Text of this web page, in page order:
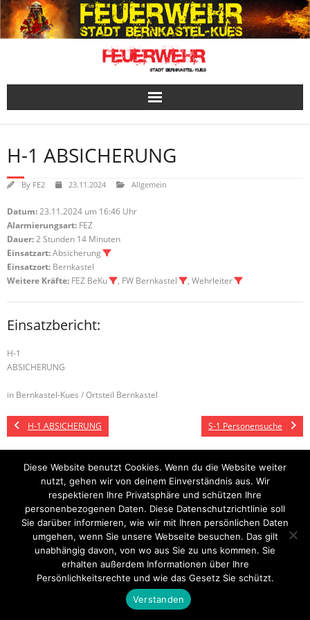
Skip
to
content
H-1 ABSICHERUNG
By FE2 23.11.2024 Allgemein
Datum:23.11.2024 um 16:46 Uhr
Alarmierungsart: FEZ
Dauer:2 Stunden 14 Minuten
Einsatzart:Absicherung
Einsatzort: Bernkastel
Weitere Kräfte: FEZ BeKu , FW Bernkastel , Wehrleiter
Einsatzbericht:
H-1
ABSICHERUNG
in Bernkastel-Kues / Ortsteil Bernkastel
H-1 ABSICHERUNG S-1 Personensuche
Startseite Einsätze Mitglied werden Über uns
Bilder
Kontakt
Theme byThink Up Themes Ltd. Powered byWordPress.
Diese Website benutzt Cookies. Wenn du die Website weiter
nutzt, gehen wir von deinem Einverständnis aus. Wir
respektieren Ihre Privatsphäre und schützen Ihre
personenbezogenen Daten. Diese Datenschutzrichtlinie soll
Sie darüber informieren, wie wir mit Ihren persönlichen Daten
umgehen, wenn Sie unsere Webseite besuchen. Das gilt
unabhängig davon, von wo aus Sie zu uns kommen. Sie
erhalten außerdem Informationen über Ihre
Persönlichkeitsrechte und wie das Gesetz Sie schützt.
Verstanden